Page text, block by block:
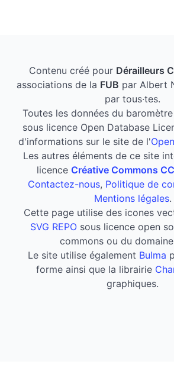
Contenu créé pour Dérailleurs
associations de la FUB par Albert
par tous·tes.
Toutes les données du
sous licence Open Database
d'informations sur le site de l'
Les autres éléments de ce site
licence Créative Commons
Contactez-nous, Politique de
Mentions légales.
Cette page utilise des icones
SVG REPO sous licence open
commons ou du
Le site utilise également Bulma
forme ainsi que la librairie
graphiques.